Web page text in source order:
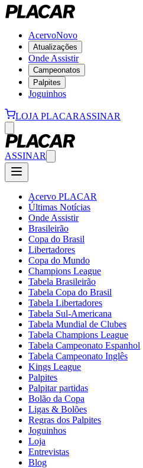
AcervoNovo
Atualizações
Onde Assistir
Campeonatos
Palpites
Joguinhos
LOJA PLACARASSINAR
ASSINAR
Acervo PLACAR
Últimas Notícias
Onde Assistir
Brasileirão
Copa do Brasil
Libertadores
Copa do Mundo
Champions League
Tabela Brasileirão
Tabela Copa do Brasil
Tabela Libertadores
Tabela Sul-Americana
Tabela Mundial de Clubes
Tabela Champions League
Tabela Campeonato Espanhol
Tabela Campeonato Inglês
Kings League
Palpites
Palpitar partidas
Bolão da Copa
Ligas & Bolões
Regras dos Palpites
Joguinhos
Loja
Entrevistas
Blog